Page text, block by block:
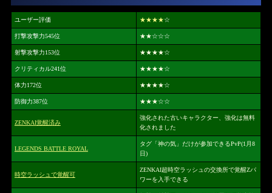
ユーザー評価 ★★★★☆
打撃攻撃力545位 ★★☆☆☆
射撃攻撃力153位 ★★★★☆
クリティカル241位 ★★★★☆
体力172位 ★★★★☆
防御力387位 ★★★☆☆
ZENKAI覚醒済み
強化された古いキャラクター、強化は無料
化されました
LEGENDS BATTLE ROYAL
タグ「神の気」だけが参加できるPvP(1月8
日)
時空ラッシュで覚醒可
ZENKAI超時空ラッシュの交換所で覚醒Zパ
ワーを入手できる